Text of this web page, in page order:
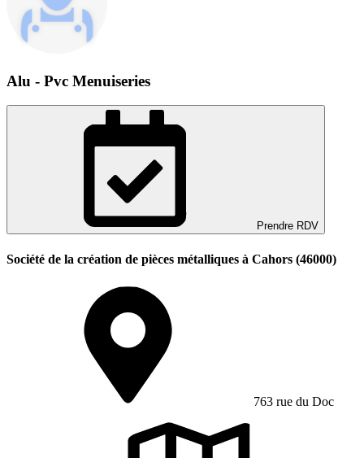
Alu - Pvc Menuiseries
Prendre RDV
Société de la création de pièces métalliques à Cahors (46000)
763 rue du Doc